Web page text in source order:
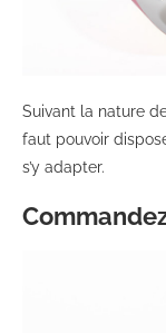
Suivant la nature
faut pouvoir
s’y adapter.